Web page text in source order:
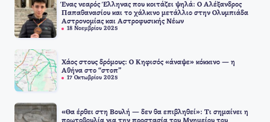
Ένας νεαρός Έλληνας που κοιτάζει ψηλά: Ο Αλέξανδρος
Παπαθανασίου και το χάλκινο μετάλλιο στην Ολυμπιάδα
Αστρονομίας και Αστροφυσικής Νέων
18 Νοεμβρίου 2025
Χάος στους δρόμους: Ο Κηφισός «άναψε» κόκκινο — η
Αθήνα στο “στοπ”
17 Οκτωβρίου 2025
«Θα έρθει στη Βουλή — δεν θα επιβληθεί»: Τι σημαίνει η